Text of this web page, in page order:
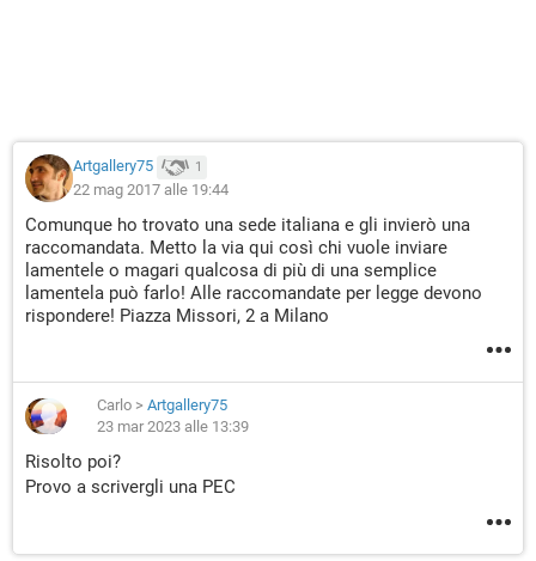
Artgallery75 1
22 mag 2017 alle 19:44
Comunque ho trovato una sede italiana e gli invierò una
raccomandata. Metto la via qui così chi vuole inviare
lamentele o magari qualcosa di più di una semplice
lamentela può farlo! Alle raccomandate per legge devono
rispondere! Piazza Missori, 2 a Milano
Carlo > Artgallery75
23 mar 2023 alle 13:39
Risolto poi?
Provo a scrivergli una PEC